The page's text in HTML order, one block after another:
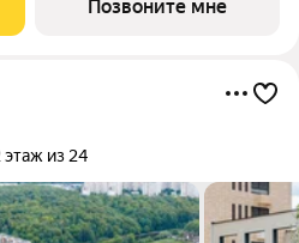
автомобиле
Позвоните мне
этаж из 24